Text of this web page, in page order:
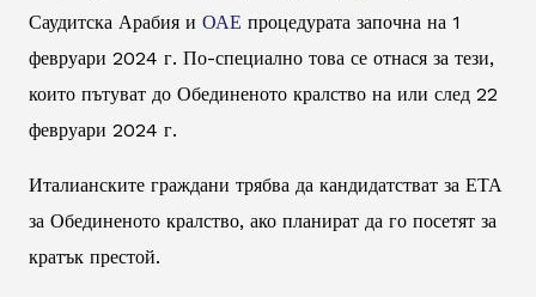
Саудитска Арабия и ОАЕ процедурата започна на 1
февруари 2024 г. По-специално това се отнася за тези,
които пътуват до Обединеното кралство на или след 22
февруари 2024 г.
Италианските граждани трябва да кандидатстват за ЕТА
за Обединеното кралство, ако планират да го посетят за
кратък престой.